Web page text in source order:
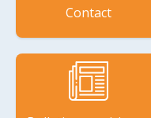
Contact